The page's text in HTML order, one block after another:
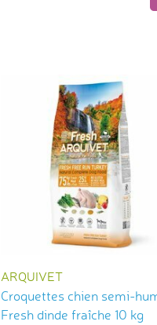
ARQUIVET
Croquettes chien semi-
Fresh dinde fraîche 10 kg